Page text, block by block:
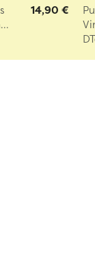
14,90 €